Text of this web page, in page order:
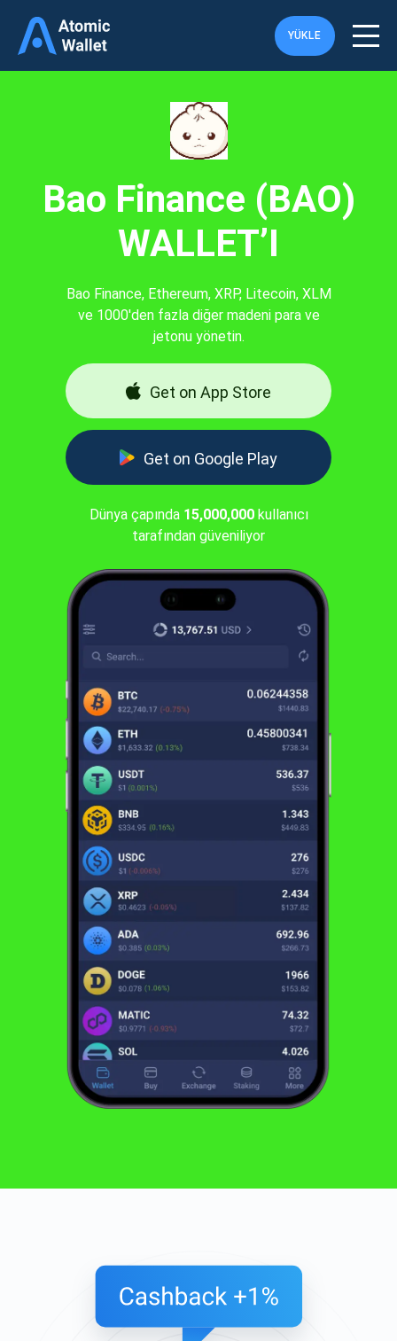
YÜKLE
Bao Finance (BAO)
WALLET’I
Bao Finance, Ethereum, XRP, Litecoin, XLM
ve 1000'den fazla diğer madeni para ve
jetonu yönetin.
Get on App Store
Get on Google Play
Dünya çapında 15,000,000kullanıcı
tarafından güveniliyor